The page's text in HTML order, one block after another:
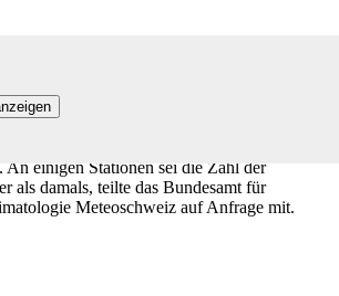
An einigen Stationen sei die Zahl der
als damals, teilte das Bundesamt für
Meteoschweiz auf Anfrage mit.